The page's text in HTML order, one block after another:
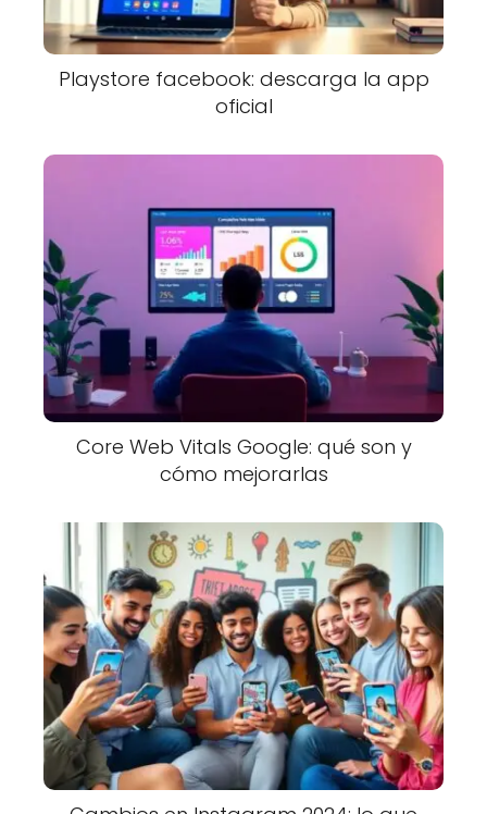
Playstore facebook: descarga la app
oficial
Core Web Vitals Google: qué son y
cómo mejorarlas